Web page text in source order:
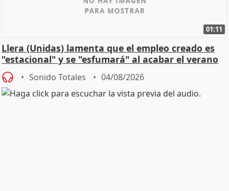
01:11
Llera (Unidas) lamenta que el empleo creado es
"estacional" y se "esfumará" al acabar el verano
Sonido Totales 04/08/2026